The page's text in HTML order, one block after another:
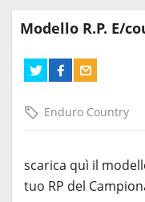
Modello R.P. E/
Enduro Country
scarica quì il
tuo RP del